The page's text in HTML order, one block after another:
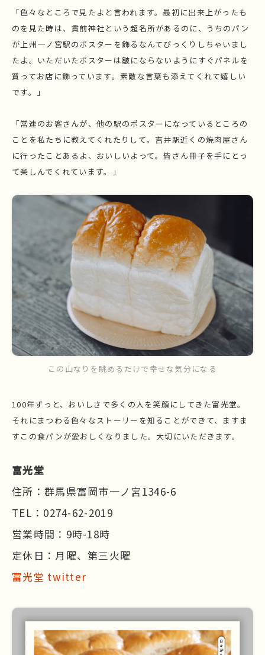
「色々なところで見たよと言われます。最初に出来上がったも
のを見た時は、貫前神社という超名所があるのに、うちのパン
が上州一ノ宮駅のポスターを飾るなんてびっくりしちゃいまし
たよ。いただいたポスターは皺にならないようにすぐパネルを
買ってお店に飾っています。素敵な言葉も添えてくれて嬉しい
です。」
「常連のお客さんが、他の駅のポスターになっているところの
ことを私たちに教えてくれたりして。吉井駅近くの焼肉屋さん
に行ったことあるよ、おいしいよって。皆さん冊子を手にとっ
て楽しんでくれています。」
この山なりを眺めるだけで幸せな気分になる
100年ずっと、おいしさで多くの人を笑顔にしてきた富光堂。
それにまつわる色々なストーリーを知ることができて、ますま
すこの食パンが愛おしくなりました。大切にいただきます。
富光堂
住所：群馬県富岡市一ノ宮1346-6
TEL：0274-62-2019
営業時間：9時-18時
定休日：月曜、第三火曜
富光堂 twitter